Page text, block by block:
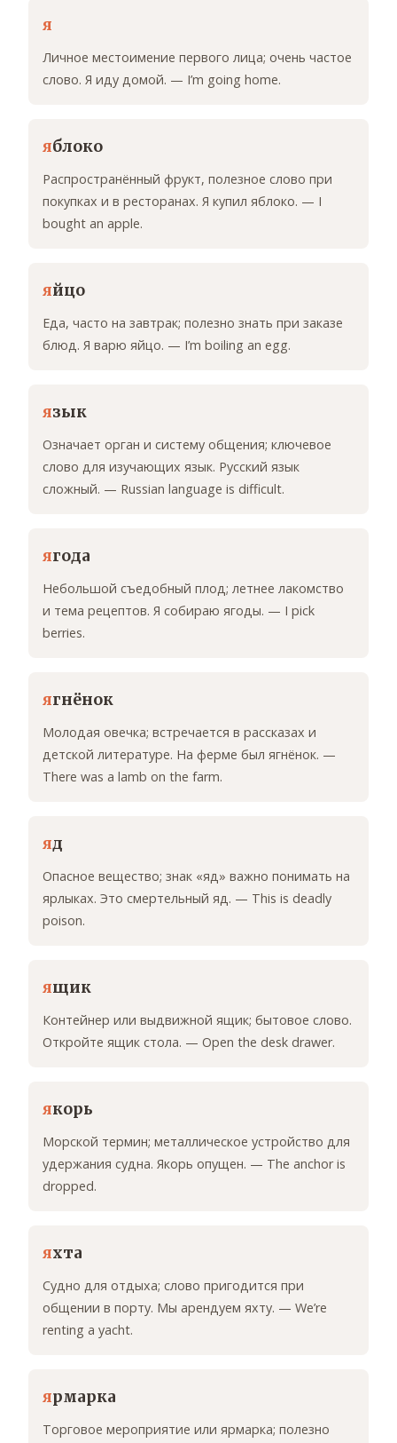
я
Личное местоимение первого лица; очень частое
слово. Я иду домой. — I’m going home.
яблоко
Распространённый фрукт, полезное слово при
покупках и в ресторанах. Я купил яблоко. — I
bought an apple.
яйцо
Еда, часто на завтрак; полезно знать при заказе
блюд. Я варю яйцо. — I’m boiling an egg.
язык
Означает орган и систему общения; ключевое
слово для изучающих язык. Русский язык
сложный. — Russian language is difficult.
ягода
Небольшой съедобный плод; летнее лакомство
и тема рецептов. Я собираю ягоды. — I pick
berries.
ягнёнок
Молодая овечка; встречается в рассказах и
детской литературе. На ферме был ягнёнок. —
There was a lamb on the farm.
яд
Опасное вещество; знак «яд» важно понимать на
ярлыках. Это смертельный яд. — This is deadly
poison.
ящик
Контейнер или выдвижной ящик; бытовое слово.
Откройте ящик стола. — Open the desk drawer.
якорь
Морской термин; металлическое устройство для
удержания судна. Якорь опущен. — The anchor is
dropped.
яхта
Судно для отдыха; слово пригодится при
общении в порту. Мы арендуем яхту. — We’re
renting a yacht.
ярмарка
Торговое мероприятие или ярмарка; полезно